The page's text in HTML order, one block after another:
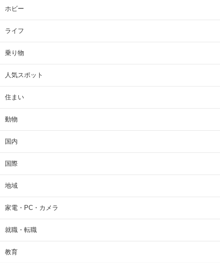
ホビー
ライフ
乗り物
人気スポット
住まい
動物
国内
国際
地域
家電・PC・カメラ
就職・転職
教育